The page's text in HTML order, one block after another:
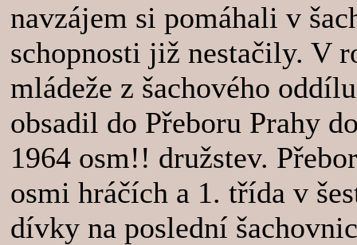
navzájem si pomáhali v
schopnosti již nestačily. V
mládeže z šachového
obsadil do Přeboru Prahy
1964 osm!! družstev.
osmi hráčích a 1. třída v
dívky na poslední